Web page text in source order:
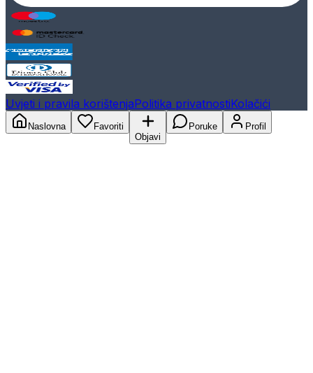
Uvjeti i pravila korištenjaPolitika privatnostiKolačići
Naslovna
Favoriti
Objavi
Poruke Profil